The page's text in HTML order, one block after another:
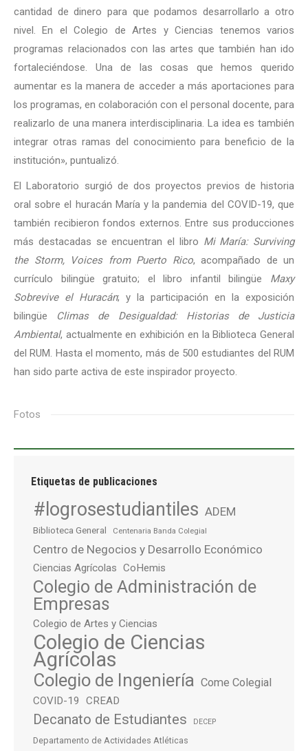
cantidad de dinero para que podamos desarrollarlo a otro
nivel. En el Colegio de Artes y Ciencias tenemos varios
programas relacionados con las artes que también han ido
fortaleciéndose. Una de las cosas que hemos querido
aumentar es la manera de acceder a más aportaciones para
los programas, en colaboración con el personal docente, para
realizarlo de una manera interdisciplinaria. La idea es también
integrar otras ramas del conocimiento para beneficio de la
institución», puntualizó.
El Laboratorio surgió de dos proyectos previos de historia
oral sobre el huracán María y la pandemia del COVID-19, que
también recibieron fondos externos. Entre sus producciones
más destacadas se encuentran el libro Mi María: Surviving
the Storm, Voices from Puerto Rico, acompañado de un
currículo bilingüe gratuito; el libro infantil bilingüe Maxy
Sobrevive el Huracán; y la participación en la exposición
bilingüe
Climas de Desigualdad: Historias de Justicia
Ambiental, actualmente en exhibición en la Biblioteca General
del RUM. Hasta el momento, más de 500 estudiantes del RUM
han sido parte activa de este inspirador proyecto.
Fotos
Etiquetas de publicaciones
#logrosestudiantiles ADEM
Biblioteca General Centenaria Banda Colegial
Centro de Negocios y Desarrollo Económico
Ciencias Agrícolas CoHemis
Colegio de Administración de
Empresas
Colegio de Artes y Ciencias
Colegio de Ciencias
Agrícolas
Colegio de Ingeniería Come Colegial
COVID-19 CREAD
Decanato de Estudiantes DECEP
Departamento de Actividades Atléticas